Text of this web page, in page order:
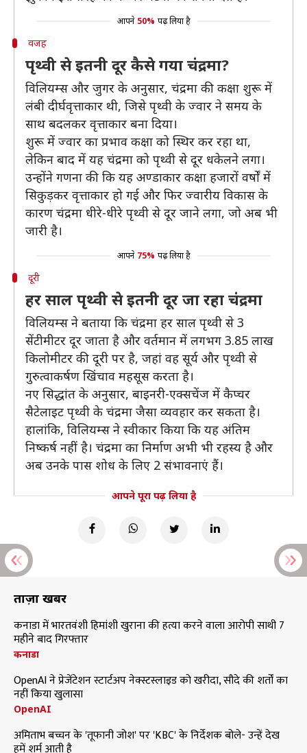
आपने 50% पढ़ लिया है
वजह
पृथ्वी से इतनी दूर कैसे गया चंद्रमा?
विलियम्स और जुगर के अनुसार, चंद्रमा की कक्षा शुरू में
लंबी दीर्घवृत्ताकार थी, जिसे पृथ्वी के ज्वार ने समय के
साथ बदलकर वृत्ताकार बना दिया।
शुरू में ज्वार का प्रभाव कक्षा को स्थिर कर रहा था,
लेकिन बाद में यह चंद्रमा को पृथ्वी से दूर धकेलने लगा।
उन्होंने गणना की कि यह अण्डाकार कक्षा हजारों वर्षों में
सिकुड़कर वृत्ताकार हो गई और फिर ज्वारीय विकास के
कारण चंद्रमा धीरे-धीरे पृथ्वी से दूर जाने लगा, जो अब भी
जारी है।
आपने 75% पढ़ लिया है
दूरी
हर साल पृथ्वी से इतनी दूर जा रहा चंद्रमा
विलियम्स ने बताया कि चंद्रमा हर साल पृथ्वी से 3
सेंटीमीटर दूर जाता है और वर्तमान में लगभग 3.85 लाख
किलोमीटर की दूरी पर है, जहां वह सूर्य और पृथ्वी से
गुरुत्वाकर्षण खिंचाव महसूस करता है।
नए सिद्धांत के अनुसार, बाइनरी-एक्सचेंज में कैप्चर
सैटेलाइट पृथ्वी के चंद्रमा जैसा व्यवहार कर सकता है।
हालांकि, विलियम्स ने स्वीकार किया कि यह अंतिम
निष्कर्ष नहीं है। चंद्रमा का निर्माण अभी भी रहस्य है और
अब उनके पास शोध के लिए 2 संभावनाएं हैं।
आपने पूरा पढ़ लिया है
ताज़ा खबरें
कनाडा में भारतवंशी हिमांशी खुराना की हत्या करने वाला आरोपी साथी 7
महीने बाद गिरफ्तार
कनाडा
OpenAI ने प्रेजेंटेशन स्टार्टअप नेक्स्टस्लाइड को खरीदा, सौदे की शर्तों का
नहीं किया खुलासा
OpenAI
अमिताभ बच्चन के 'तूफानी जोश' पर 'KBC' के निर्देशक बोले- उन्हें देख
हमें शर्म आती है